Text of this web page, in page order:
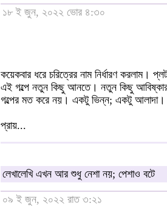
১৮ ই জুন, ২০২২ ভোর ৪:৩০
কয়েকবার ধরে চরিত্রের নাম নির্ধারণ করলাম।
এই গল্পে নতুন কিছু আনতে। নতুন কিছু
গল্পের মত করে নয়। একটু ভিন্ন; একটু আলাদা।
প্রায়...
লেখালেখি এখন আর শুধু নেশা নয়; পেশাও বটে
০৯ ই জুন, ২০২২ রাত ৩:২১